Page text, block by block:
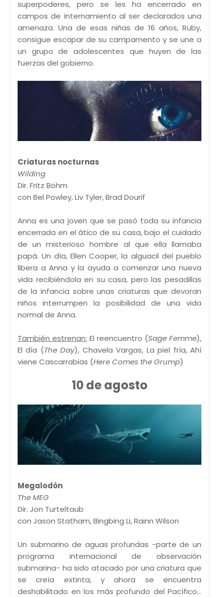
superpoderes, pero se les ha encerrado en
campos de internamiento al ser declarados una
amenaza. Una de esas niñas de 16 años, Ruby,
consigue escapar de su campamento y se une a
un grupo de adolescentes que huyen de las
fuerzas del gobierno.
Criaturas nocturnas
Wilding
Dir. Fritz Böhm
con Bel Powley, Liv Tyler, Brad Dourif
Anna es una joven que se pasó toda su infancia
encerrada en el ático de su casa, bajo el cuidado
de un misterioso hombre al que ella llamaba
papá. Un día, Ellen Cooper, la alguacil del pueblo
libera a Anna y la ayuda a comenzar una nueva
vida recibiéndola en su casa, pero las pesadillas
de la infancia sobre unas criaturas que devoran
niños interrumpen la posibilidad de una vida
normal de Anna.
También estrenan: El reencuentro (Sage Femme),
El día (The Day), Chavela Vargas, La piel fría, Ahí
viene Cascarrabias (Here Comes the Grump)
10 de agosto
Megalodón
The MEG
Dir. Jon Turteltaub
con Jason Statham, Bingbing Li, Rainn Wilson
Un submarino de aguas profundas -parte de un
programa internacional de observación
submarina- ha sido atacado por una criatura que
se creía extinta, y ahora se encuentra
deshabilitado en los más profundo del Pacífico...